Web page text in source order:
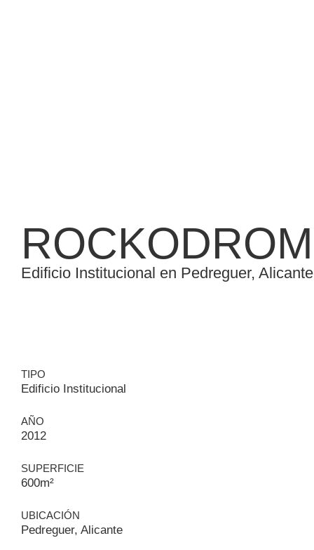
Edificio Institucional en Pedreguer, Alicante
TIPO
Edificio Institucional
AÑO
2012
SUPERFICIE
600m²
UBICACIÓN
Pedreguer, Alicante